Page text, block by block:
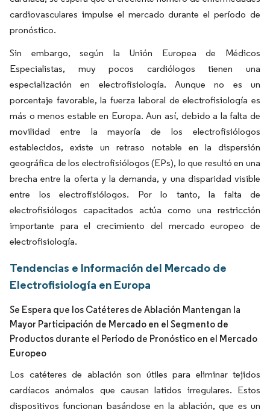
cardiovasculares impulse el mercado durante el período de
pronóstico.
Sin embargo, según la Unión Europea de Médicos
Especialistas, muy pocos cardiólogos tienen una
especialización en electrofisiología. Aunque no es un
porcentaje favorable, la fuerza laboral de electrofisiología es
más o menos estable en Europa. Aun así, debido a la falta de
movilidad entre la mayoría de los electrofisiólogos
establecidos, existe un retraso notable en la dispersión
geográfica de los electrofisiólogos (EPs), lo que resultó en una
brecha entre la oferta y la demanda, y una disparidad visible
entre los electrofisiólogos. Por lo tanto, la falta de
electrofisiólogos capacitados actúa como una restricción
importante para el crecimiento del mercado europeo de
electrofisiología.
Tendencias e Información del Mercado de
Electrofisiología en Europa
Se Espera que los Catéteres de Ablación Mantengan la
Mayor Participación de Mercado en el Segmento de
Productos durante el Período de Pronóstico en el Mercado
Europeo
Los catéteres de ablación son útiles para eliminar tejidos
cardíacos anómalos que causan latidos irregulares. Estos
dispositivos funcionan basándose en la ablación, que es un